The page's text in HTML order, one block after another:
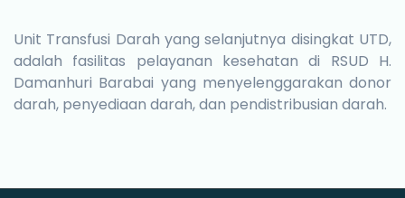
Unit Transfusi Darah yang selanjutnya disingkat UTD,
adalah fasilitas pelayanan kesehatan di RSUD H.
Damanhuri Barabai yang menyelenggarakan donor
darah, penyediaan darah, dan pendistribusian darah.